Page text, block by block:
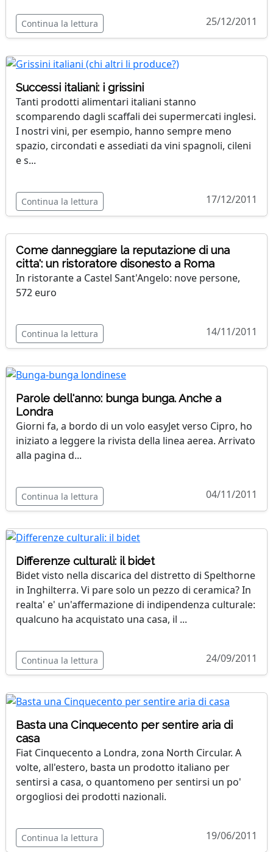
Continua la lettura 25/12/2011
Successi italiani: i grissini
Tanti prodotti alimentari italiani stanno
scomparendo dagli scaffali dei supermercati inglesi.
I nostri vini, per esempio, hanno sempre meno
spazio, circondati e assediati da vini spagnoli, cileni
e s...
Continua la lettura 17/12/2011
Come danneggiare la reputazione di una
citta': un ristoratore disonesto a Roma
In ristorante a Castel Sant'Angelo: nove persone,
572 euro
Continua la lettura 14/11/2011
Parole dell'anno: bunga bunga. Anche a
Londra
Giorni fa, a bordo di un volo easyJet verso Cipro, ho
iniziato a leggere la rivista della linea aerea. Arrivato
alla pagina d...
Continua la lettura 04/11/2011
Differenze culturali: il bidet
Bidet visto nella discarica del distretto di Spelthorne
in Inghilterra. Vi pare solo un pezzo di ceramica? In
realta' e' un'affermazione di indipendenza culturale:
qualcuno ha acquistato una casa, il ...
Continua la lettura 24/09/2011
Basta una Cinquecento per sentire aria di
casa
Fiat Cinquecento a Londra, zona North Circular. A
volte, all'estero, basta un prodotto italiano per
sentirsi a casa, o quantomeno per sentirsi un po'
orgogliosi dei prodotti nazionali.
Continua la lettura 19/06/2011